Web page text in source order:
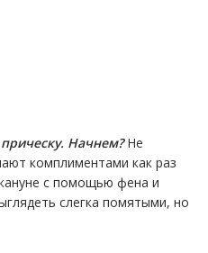
Начнем?Не
комплиментами как раз
с помощью фена и
слегка помятыми, но